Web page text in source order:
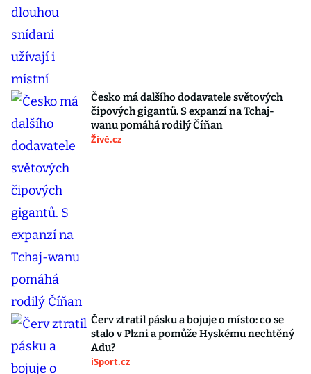
Česko má dalšího dodavatele světových
čipových gigantů. S expanzí na Tchaj-
wanu pomáhá rodilý Číňan
Živě.cz
Červ ztratil pásku a bojuje o místo: co se
stalo v Plzni a pomůže Hyskému nechtěný
Adu?
iSport.cz